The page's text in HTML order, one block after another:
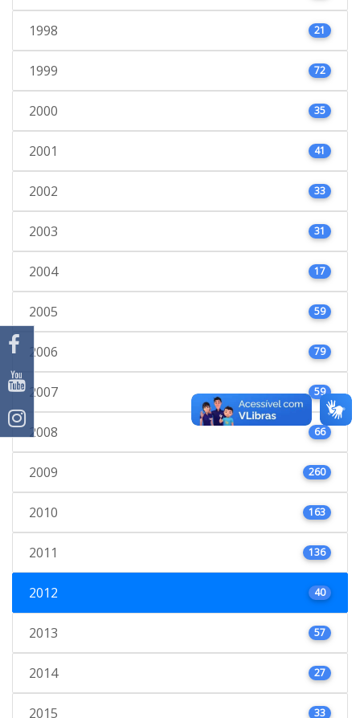
1998 21
1999 72
2000 35
2001 41
2002 33
2003 31
2004 17
2005 59
2006 79
2007 59
2008 66
2009 260
2010 163
2011 136
2012 40
2013 57
2014 27
2015 33